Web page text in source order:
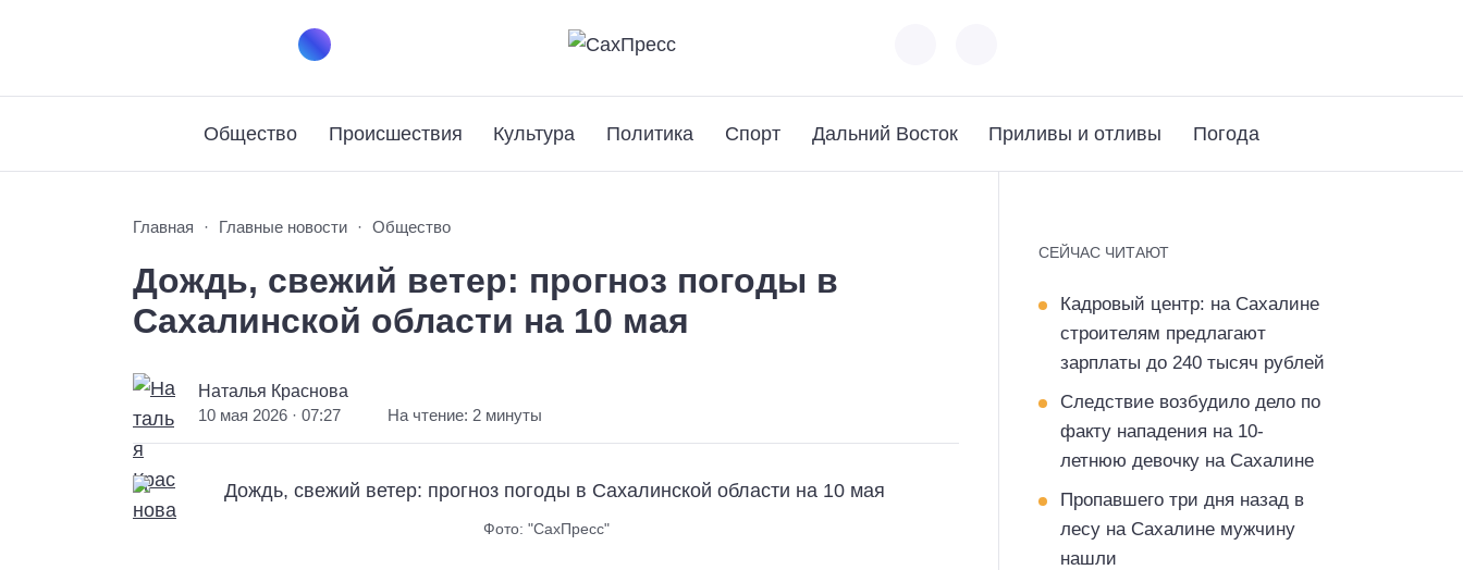
Общество Происшествия Культура Политика Спорт Дальний Восток Приливы и отливы Погода
Главная Главные новости Общество
Дождь, свежий ветер: прогноз погоды в
Сахалинской области на 10 мая
Наталья Краснова
10 мая 2026 · 07:27 На чтение: 2 минуты
Фото: "СахПресс"
СЕЙЧАС ЧИТАЮТ
Кадровый центр: на Сахалине
строителям предлагают
зарплаты до 240 тысяч рублей
Следствие возбудило дело по
факту нападения на 10-
летнюю девочку на Сахалине
Пропавшего три дня назад в
лесу на Сахалине мужчину
нашли